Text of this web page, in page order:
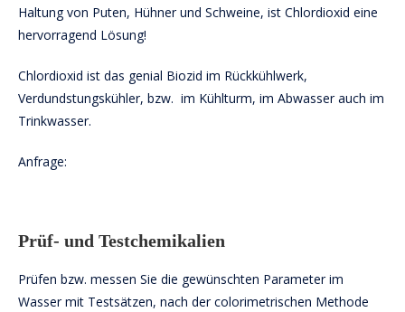
Haltung von Puten, Hühner und Schweine, ist Chlordioxid eine
hervorragend Lösung!
Chlordioxid ist das genial Biozid im Rückkühlwerk,
Verdundstungskühler, bzw. im Kühlturm, im Abwasser auch im
Trinkwasser.
Anfrage:
Prüf- und Testchemikalien
Prüfen bzw. messen Sie die gewünschten Parameter im
Wasser mit Testsätzen, nach der colorimetrischen Methode